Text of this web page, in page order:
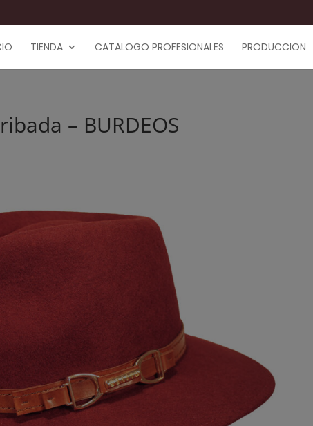
TIENDA CATALOGO PROFESIONALES PRODUCCION
– BURDEOS